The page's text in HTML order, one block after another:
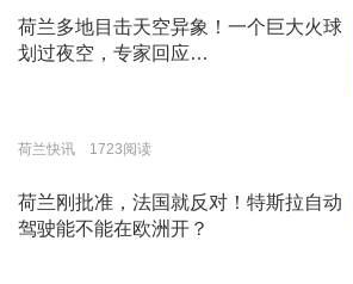
荷兰多地目击天空异象！一个巨大火球
划过夜空，专家回应…
荷兰快讯 1723阅读
荷兰刚批准，法国就反对！特斯拉自动
驾驶能不能在欧洲开？